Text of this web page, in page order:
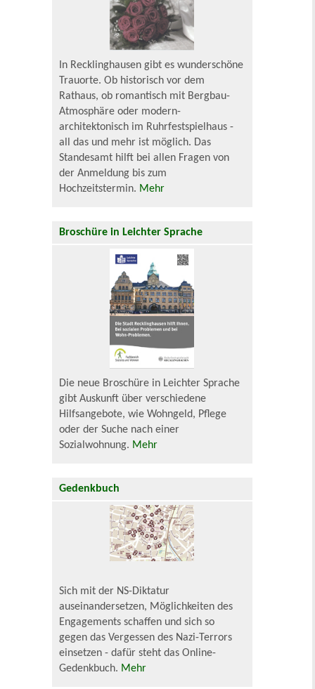
In Recklinghausen gibt es wunderschöne
Trauorte. Ob historisch vor dem
Rathaus, ob romantisch mit Bergbau-
Atmosphäre oder modern-
architektonisch im Ruhrfestspielhaus -
all das und mehr ist möglich. Das
Standesamt hilft bei allen Fragen von
der Anmeldung bis zum
Hochzeitstermin. Mehr
Broschüre in Leichter Sprache
Die neue Broschüre in Leichter Sprache
gibt Auskunft über verschiedene
Hilfsangebote, wie Wohngeld, Pflege
oder der Suche nach einer
Sozialwohnung. Mehr
Gedenkbuch
Sich mit der NS-Diktatur
auseinandersetzen, Möglichkeiten des
Engagements schaffen und sich so
gegen das Vergessen des Nazi-Terrors
einsetzen - dafür steht das Online-
Gedenkbuch. Mehr